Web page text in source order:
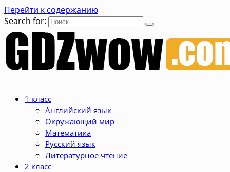
Перейти к содержанию
Search for:
1 класс
Английский язык
Окружающий мир
Математика
Русский язык
Литературное чтение
2 класс